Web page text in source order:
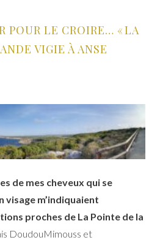
POUR LE CROIRE… « LA
VIGIE À ANSE
de mes cheveux qui se
m’indiquaient
proches de La Pointe de la
DoudouMimouss et